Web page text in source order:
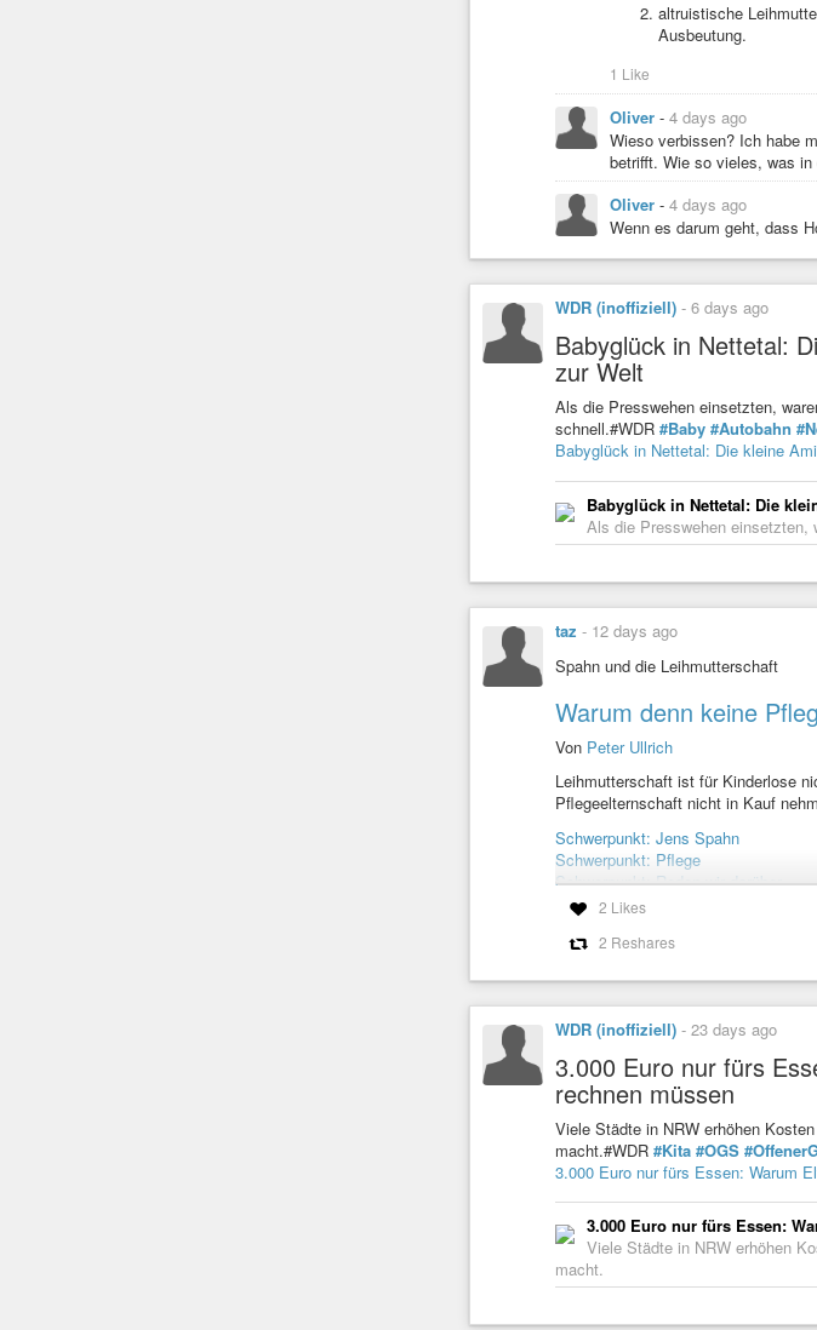
altruistische
Ausbeutung.
1 Like
Oliver - 4 days ago
Wieso verbissen? Ich habe
betrifft. Wie so vieles, was
Oliver - 4 days ago
Wenn es darum geht, dass
WDR (inoffiziell) - 6 days ago
Babyglück in Nettetal:
zur Welt
Als die Presswehen einsetzten,
schnell.#WDR #Baby #Autobahn
Babyglück in Nettetal: Die kleine
Babyglück in Nettetal: Die
Als die Presswehen einsetzten,
taz - 12 days ago
Spahn und die Leihmutterschaft
Warum denn keine
Von Peter Ullrich
Leihmutterschaft ist für Kinderlose
Pflegeelternschaft nicht in Kauf
Schwerpunkt: Jens Spahn
Schwerpunkt: Pflege
Schwerpunkt: Reden wir darüber
#taz #tageszeitung
Leihmutterschaft ist für
Pflegeelternschaft nicht in Kauf
2 Likes
2 Reshares
WDR (inoffiziell) - 23 days ago
3.000 Euro nur fürs
rechnen müssen
Viele Städte in NRW erhöhen
macht.#WDR #Kita #OGS
3.000 Euro nur fürs Essen: Warum
3.000 Euro nur fürs Essen:
Viele Städte in NRW erhöhen
macht.